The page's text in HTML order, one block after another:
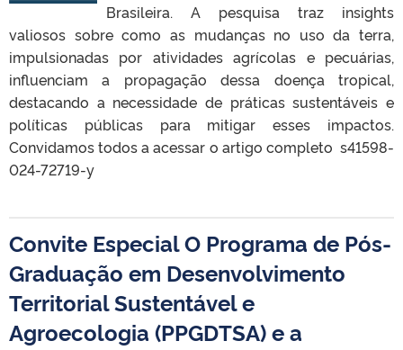
Brasileira. A pesquisa traz insights
valiosos sobre como as mudanças no uso da terra,
impulsionadas por atividades agrícolas e pecuárias,
influenciam a propagação dessa doença tropical,
destacando a necessidade de práticas sustentáveis e
políticas públicas para mitigar esses impactos.
Convidamos todos a acessar o artigo completo s41598-
024-72719-y
Convite Especial O Programa de Pós-
Graduação em Desenvolvimento
Territorial Sustentável e
Agroecologia (PPGDTSA) e a